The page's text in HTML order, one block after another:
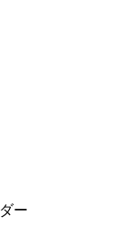
ー